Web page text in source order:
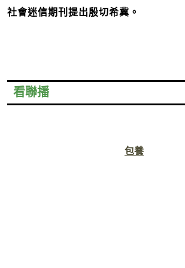
社會迷信期刊提出殷切希冀。
看聯播
包養